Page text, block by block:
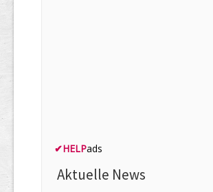
✔HELPads
Aktuelle News